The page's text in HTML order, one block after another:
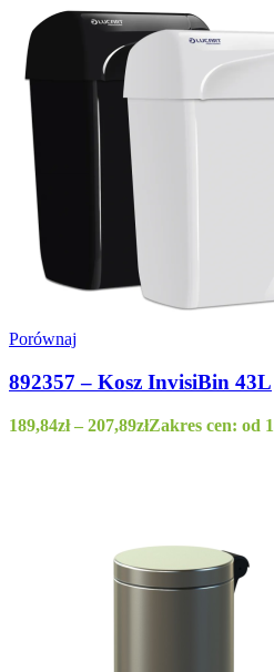
Porównaj
892357 – Kosz InvisiBin 43L
189,84zł – 207,89złZakres cen: od